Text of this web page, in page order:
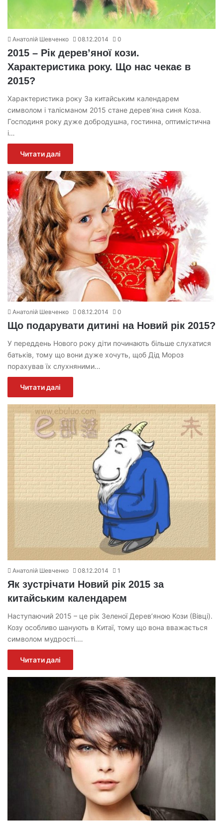
Анатолій Шевченко 08.12.2014 0
2015 – Рік дерев’яної кози.
Характеристика року. Що нас чекає в
2015?
Характеристика року За китайським календарем
символом і талісманом 2015 стане дерев’яна синя Коза.
Господиня року дуже добродушна, гостинна, оптимістична
і…
Читати далі
Анатолій Шевченко 08.12.2014 0
Що подарувати дитині на Новий рік 2015?
У переддень Нового року діти починають більше слухатися
батьків, тому що вони дуже хочуть, щоб Дід Мороз
порахував їх слухняними…
Читати далі
Анатолій Шевченко 08.12.2014 1
Як зустрічати Новий рік 2015 за
китайським календарем
Наступаючий 2015 – це рік Зеленої Дерев’яною Кози (Вівці).
Козу особливо шанують в Китаї, тому що вона вважається
символом мудрості.…
Читати далі